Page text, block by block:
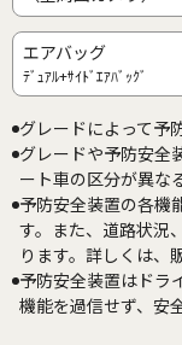
エアバッグ
ﾃﾞｭｱﾙ+ｻｲﾄﾞｴｱﾊﾞｯｸﾞ
グレードによって予
グレードや予防安全
ート車の区分が異な
予防安全装置の各機
す。また、道路状況
ります。詳しくは、
予防安全装置はドラ
機能を過信せず、安